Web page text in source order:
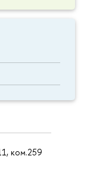
ком.259